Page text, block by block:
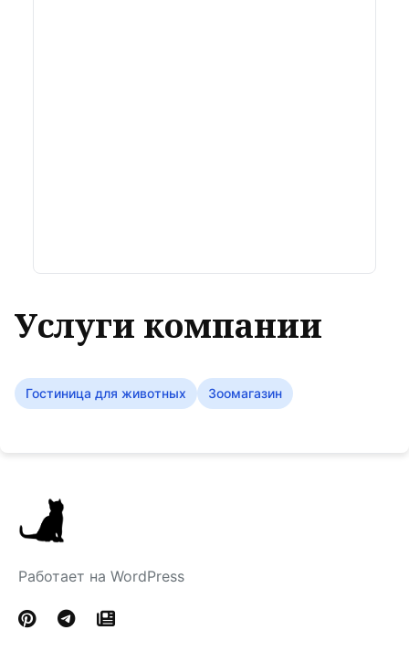
Услуги компании
Гостиница для животных Зоомагазин
Работает на WordPress